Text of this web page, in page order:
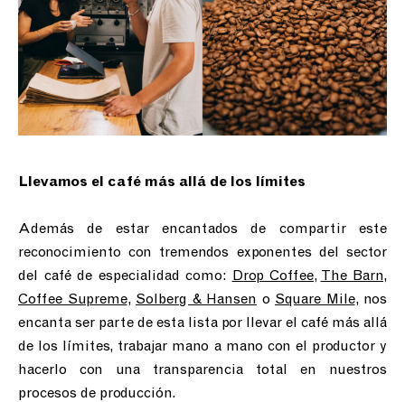
Llevamos el café más allá de los límites
Además de estar encantados de compartir este
reconocimiento con tremendos exponentes del sector
del café de especialidad como: Drop Coffee, The Barn,
Coffee Supreme, Solberg & Hansen o Square Mile, nos
encanta ser parte de esta lista por llevar el café más allá
de los límites, trabajar mano a mano con el productor y
hacerlo con una transparencia total en nuestros
procesos de producción.